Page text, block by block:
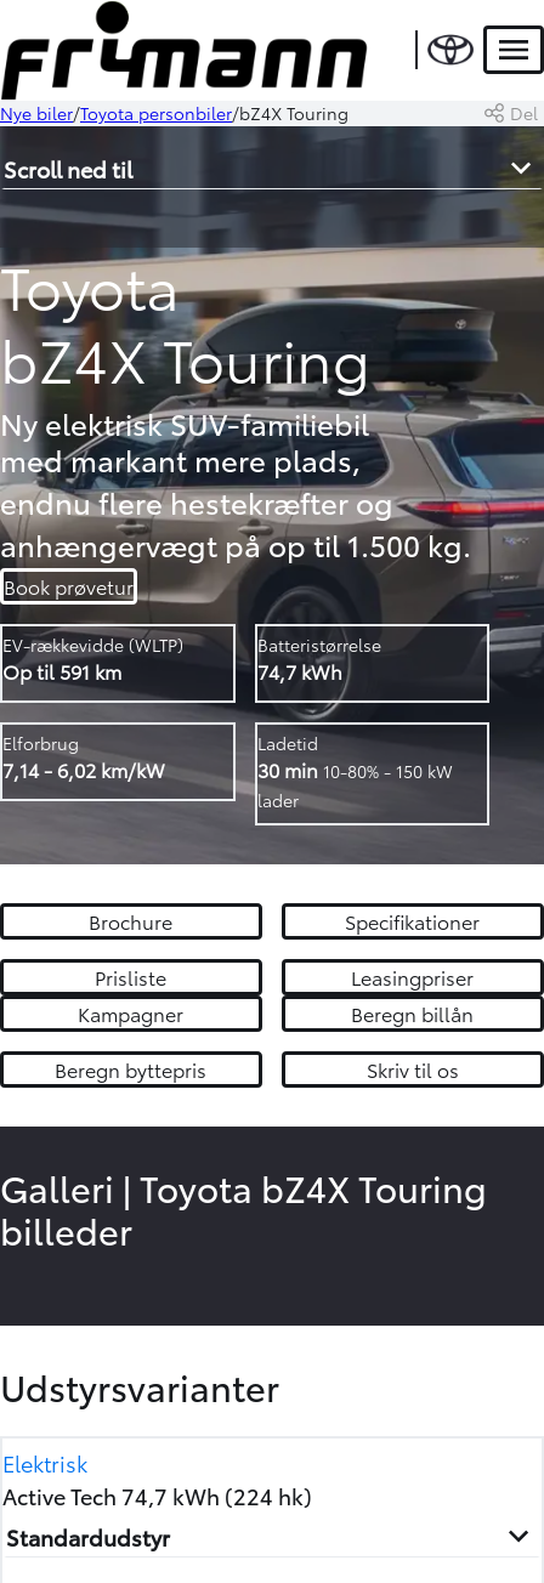
Nye biler Toyota personbiler bZ4X Touring Del
Scroll ned til
Toyota
bZ4X Touring
Ny elektrisk SUV-familiebil
med markant mere plads,
endnu flere hestekræfter og
anhængervægt på op til 1.500 kg.
Book prøvetur
EV-rækkevidde (WLTP)
Op til 591 km
Batteristørrelse
74,7 kWh
Elforbrug
7,14 - 6,02 km/kW
Ladetid
30 min 10-80% - 150 kW
lader
Brochure
Specifikationer
Prisliste
Leasingpriser
Kampagner
Beregn billån
Beregn byttepris
Skriv til os
Galleri | Toyota bZ4X Touring
billeder
4/14
Udstyrsvarianter
Elektrisk
Active Tech 74,7 kWh (224 hk)
Standardudstyr